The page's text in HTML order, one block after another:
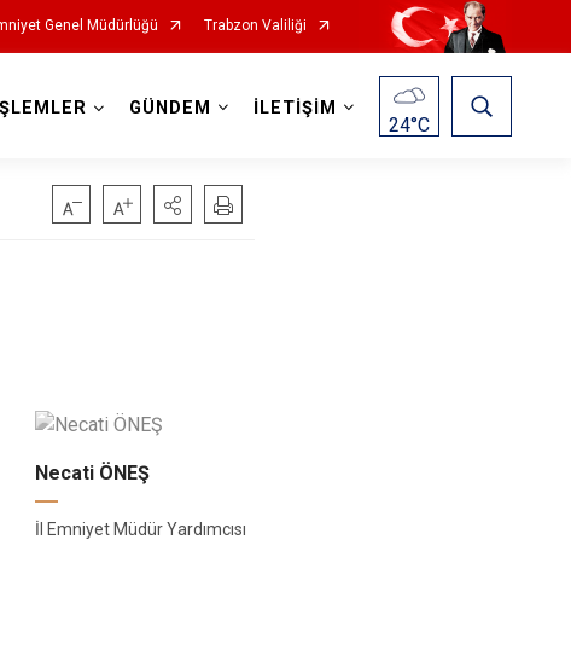
Genel Müdürlüğü Trabzon Valiliği
GÜNDEM İLETİŞİM
24°C
Necati ÖNEŞ
İl Emniyet Müdür Yardımcısı